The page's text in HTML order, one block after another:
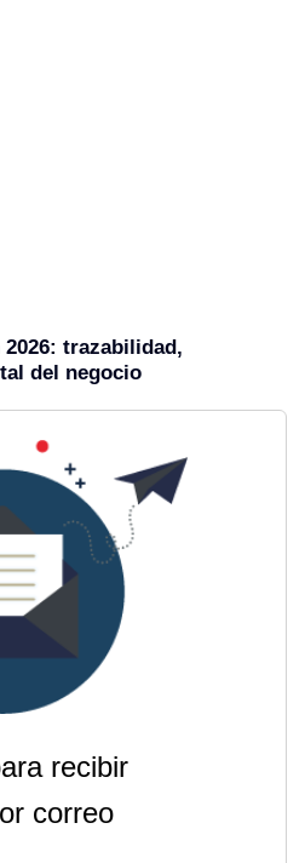
2026: trazabilidad,
del negocio
recibir
correo